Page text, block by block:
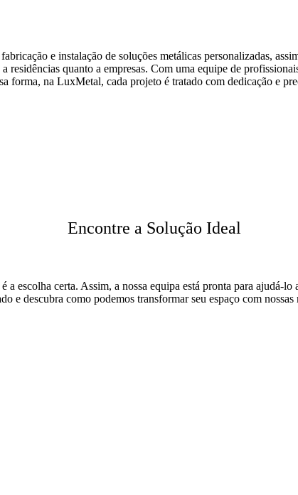
e instalação de soluções metálicas personalizadas,
residências quanto a empresas. Com uma equipe de
forma, na LuxMetal, cada projeto é tratado com dedicação e
Encontre a Solução Ideal
é a escolha certa. Assim, a nossa equipa está pronta para ajudá-
e descubra como podemos transformar seu espaço com